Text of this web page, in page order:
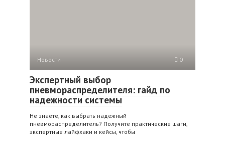
Новости 0
Экспертный выбор
пневмораспределителя: гайд по
надежности системы
Не знаете, как выбрать надежный
пневмораспределитель? Получите практические шаги,
экспертные лайфхаки и кейсы, чтобы